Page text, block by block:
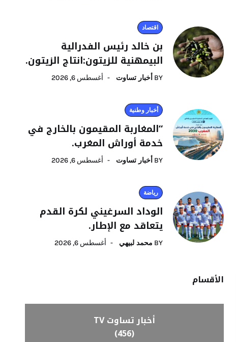
اقتصاد
بن خالد رئيس الفدرالية
البيمهنية للزيتون:انتاج الزيتون.
BY أخبار تساوت أغسطس 6, 2026
أخبار وطنية
“المغاربة المقيمون بالخارج في
خدمة أوراش المغرب.
BY أخبار تساوت أغسطس 6, 2026
رياضة
الوداد السرغيني لكرة القدم
يتعاقد مع الإطار.
BY محمد لبيهي أغسطس 6, 2026
الأقسام
أخبار تساوت TV
(456)